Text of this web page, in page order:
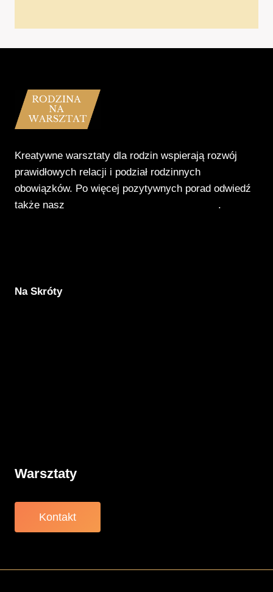
Kreatywne warsztaty dla rodzin wspierają rozwój
prawidłowych relacji i podział rodzinnych
obowiązków. Po więcej pozytywnych porad odwiedź
także nasz
.
Na Skróty
Warsztaty
Kontakt